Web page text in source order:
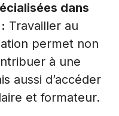
dans
Travailler au
permet non
à une
aussi d’accéder
et formateur.